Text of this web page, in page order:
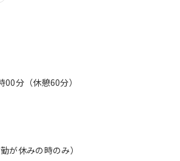
分（休憩60分）